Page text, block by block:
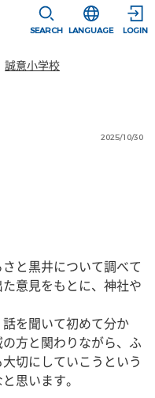
SEARCH
選択すると言
LANGUAGE LOGIN
誠意小学校
2025/10/30
と黒井について調べて
意見をもとに、神社や
を聞いて初めて分か
方と関わりながら、ふ
切にしていこうという
思います。